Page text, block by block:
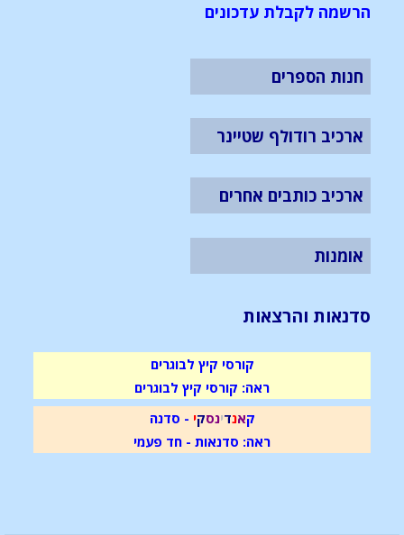
הרשמה לקבלת עדכונים
חנות הספרים
ארכיב רודולף שטיינר
ארכיב כותבים אחרים
אומנות
סדנאות והרצאות
קורסי קיץ לבוגרים
ראה: קורסי קיץ לבוגרים
קאנדינסקי - סדנה
ראה: סדנאות - חד פעמי